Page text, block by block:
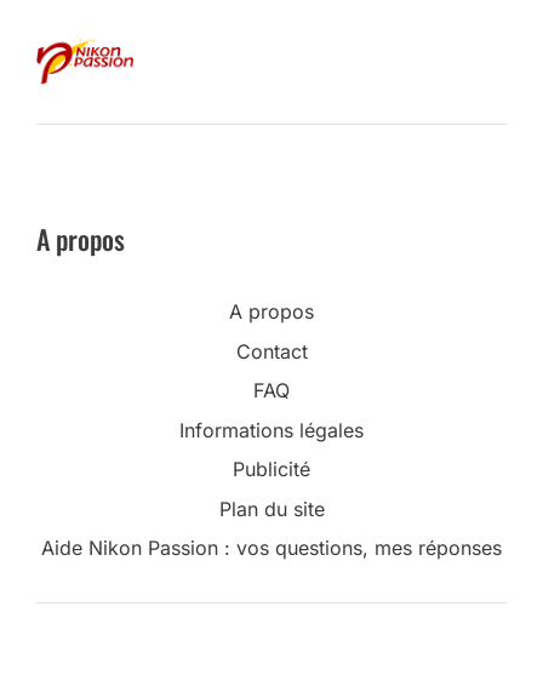
A propos
A propos
Contact
FAQ
Informations légales
Publicité
Plan du site
Aide Nikon Passion : vos questions, mes réponses